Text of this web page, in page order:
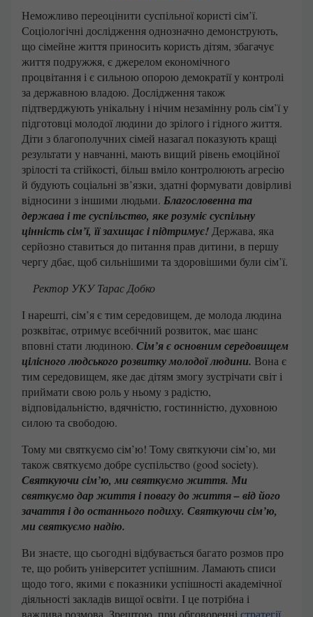
Неможливо переоцінити суспільної користі сім’ї.
Соціологічні дослідження однозначно демонструють,
що сімейне життя приносить користь дітям, збагачує
життя подружжя, є джерелом економічного
процвітання і є сильною опорою демократії у контролі
за державною владою. Дослідження також
підтверджують унікальну і нічим незамінну роль сім’ї у
підготовці молодої людини до зрілого і гідного життя.
Діти з благополучних сімей назагал показують кращі
результати у навчанні, мають вищий рівень емоційної
зрілості та стійкості, більш вміло контролюють агресію
й будують соціальні зв’язки, здатні формувати довірливі
відносини з іншими людьми. Благословенна та
держава і те суспільство, яке розуміє суспільну
цінність сім’ї, її захищає і підтримує! Держава, яка
серйозно ставиться до питання прав дитини, в першу
чергу дбає, щоб сильнішими та здоровішими були сім’ї.
Ректор УКУ Тарас Добко
І нарешті, сім’я є тим середовищем, де молода людина
розквітає, отримує всебічний розвиток, має шанс
вповні стати людиною. Сім’я є основним середовищем
цілісного людського розвитку молодої людини. Вона є
тим середовищем, яке дає дітям змогу зустрічати світ і
приймати свою роль у ньому з радістю,
відповідальністю, вдячністю, гостинністю, духовною
силою та свободою.
Тому ми святкуємо сім’ю! Тому святкуючи сім’ю, ми
також святкуємо добре суспільство (good society).
Святкуючи сім’ю, ми святкуємо життя. Ми
святкуємо дар життя і повагу до життя – від його
зачаття і до останнього подиху. Святкуючи сім’ю,
ми святкуємо надію.
Ви знаєте, що сьогодні відбувається багато розмов про
те, що робить університет успішним. Ламають списи
щодо того, якими є показники успішності академічної
діяльності закладів вищої освіти. І це потрібна і
важлива розмова. Зрештою, при обговоренні стратегії